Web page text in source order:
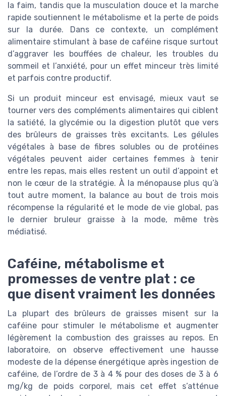
la faim, tandis que la musculation douce et la marche
rapide soutiennent le métabolisme et la perte de poids
sur la durée. Dans ce contexte, un complément
alimentaire stimulant à base de caféine risque surtout
d’aggraver les bouffées de chaleur, les troubles du
sommeil et l’anxiété, pour un effet minceur très limité
et parfois contre productif.
Si un produit minceur est envisagé, mieux vaut se
tourner vers des compléments alimentaires qui ciblent
la satiété, la glycémie ou la digestion plutôt que vers
des brûleurs de graisses très excitants. Les gélules
végétales à base de fibres solubles ou de protéines
végétales peuvent aider certaines femmes à tenir
entre les repas, mais elles restent un outil d’appoint et
non le cœur de la stratégie. À la ménopause plus qu’à
tout autre moment, la balance au bout de trois mois
récompense la régularité et le mode de vie global, pas
le dernier bruleur graisse à la mode, même très
médiatisé.
Caféine, métabolisme et
promesses de ventre plat : ce
que disent vraiment les données
La plupart des brûleurs de graisses misent sur la
caféine pour stimuler le métabolisme et augmenter
légèrement la combustion des graisses au repos. En
laboratoire, on observe effectivement une hausse
modeste de la dépense énergétique après ingestion de
caféine, de l’ordre de 3 à 4 % pour des doses de 3 à 6
mg/kg de poids corporel, mais cet effet s’atténue